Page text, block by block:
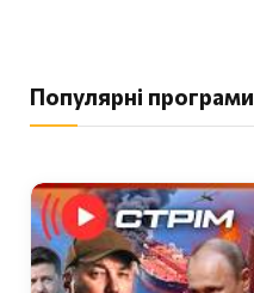
Популярні програми